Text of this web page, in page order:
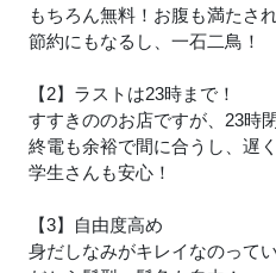
もちろん無料！お腹も満たされ
節約にもなるし、一石二鳥！
【2】ラストは23時まで！
すすきののお店ですが、23時
終電も余裕で間に合うし、遅
学生さんも安心！
【3】自由度高め
身だしなみがキレイなのって